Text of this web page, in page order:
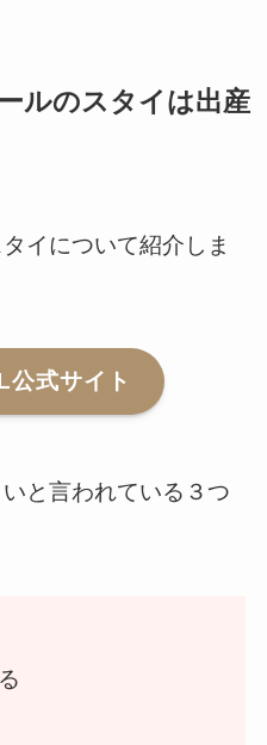
ルのスタイは出産
イについて紹介しま
式サイト
と言われている３つ